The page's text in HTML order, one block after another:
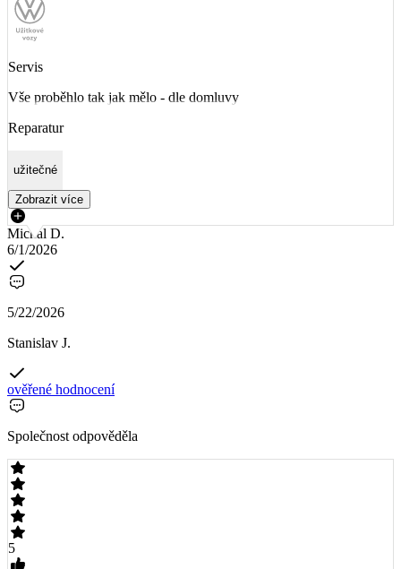
Servis
Vše proběhlo tak jak mělo - dle domluvy
Reparatur
užitečné
Zobrazit více
Michal D.
6/1/2026
5/22/2026
Stanislav J.
ověřené hodnocení
Společnost odpověděla
5